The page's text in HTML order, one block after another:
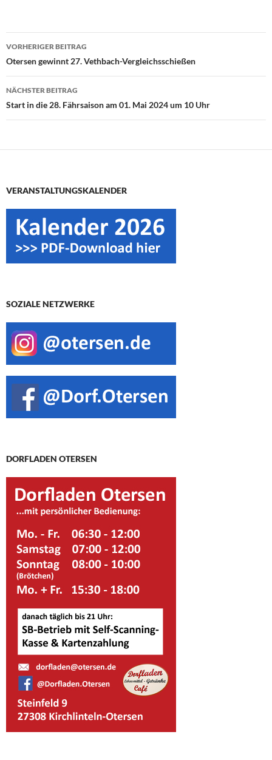
Beitragsnavigation
VORHERIGER BEITRAG
Otersen gewinnt 27. Vethbach-Vergleichsschießen
NÄCHSTER BEITRAG
Start in die 28. Fährsaison am 01. Mai 2024 um 10 Uhr
VERANSTALTUNGSKALENDER
SOZIALE NETZWERKE
DORFLADEN OTERSEN